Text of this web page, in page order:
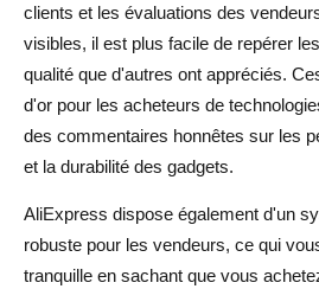
clients et les évaluations des
visibles, il est plus facile de repérer
qualité que d'autres ont appréciés.
d'or pour les acheteurs de
des commentaires honnêtes sur les
et la durabilité des gadgets.
AliExpress dispose également d'un
robuste pour les vendeurs, ce qui
tranquille en sachant que vous